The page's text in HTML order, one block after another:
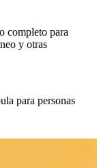
completo para
y otras
para personas